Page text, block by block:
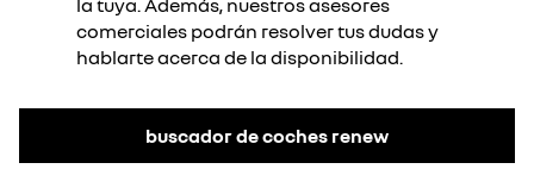
la tuya. Además, nuestros asesores
comerciales podrán resolver tus dudas y
hablarte acerca de la disponibilidad.​
buscador de coches renew